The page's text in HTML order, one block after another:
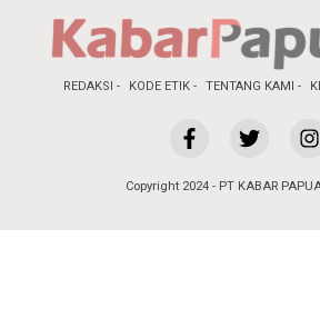
REDAKSI KODE ETIK TENTANG KAMI
Copyright 2024 - PT KABAR